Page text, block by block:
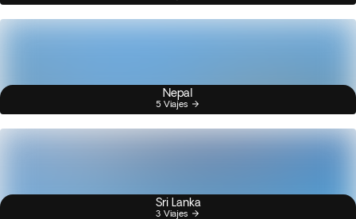
Nepal
5 Viajes
Sri Lanka
3 Viajes